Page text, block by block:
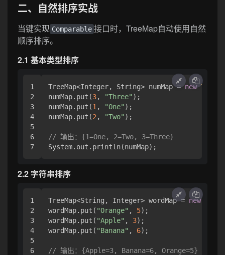
二、自然排序实战
当键实现 Comparable 接口时，TreeMap自动使用自然
顺序排序。
2.1 基本类型排序
1
2
3
4
5
6
TreeMap<Integer, String> numMap = new
numMap.put(3, "Three" );
numMap.put(1 , "One" );
numMap.put(2 , "Two" );
// 输出：{1=One, 2=Two, 3=Three}
2.2 字符串排序
1
2
3
4
5
6
TreeMap<String, Integer> wordMap = new
wordMap.put( "Orange" , 5);
wordMap.put( "Apple" , 3);
wordMap.put( "Banana" , 6);
// 输出：{Apple=3, Banana=6, Orange=5}（字典